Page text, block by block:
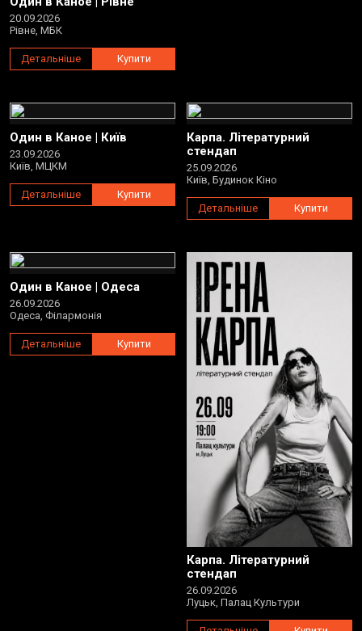
20.09.2026
Рівне, МБК
Детальніше Купити
Один в Каное | Київ
23.09.2026
Київ, МЦКМ
Детальніше Купити
Карпа. Літературний
стендап
25.09.2026
Київ, Будинок Кіно
Детальніше Купити
Один в Каное | Одеса
26.09.2026
Одеса, Філармонія
Детальніше Купити
Карпа. Літературний
стендап
26.09.2026
Луцьк, Палац Культури